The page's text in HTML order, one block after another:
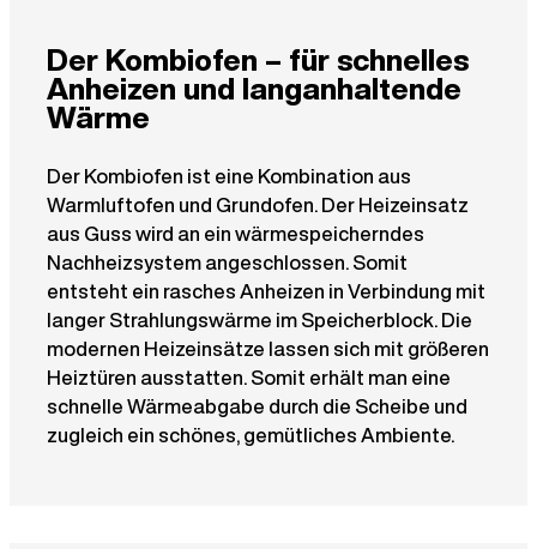
Der Kombiofen – für schnelles
Anheizen und langanhaltende
Wärme
Der Kombiofen ist eine Kombination aus
Warmluftofen und Grundofen. Der Heizeinsatz
aus Guss wird an ein wärmespeicherndes
Nachheizsystem angeschlossen. Somit
entsteht ein rasches Anheizen in Verbindung mit
langer Strahlungswärme im Speicherblock. Die
modernen Heizeinsätze lassen sich mit größeren
Heiztüren ausstatten. Somit erhält man eine
schnelle Wärmeabgabe durch die Scheibe und
zugleich ein schönes, gemütliches Ambiente.